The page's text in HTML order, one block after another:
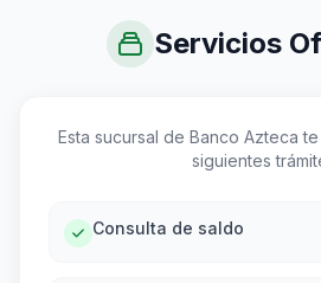
Servicios
Esta sucursal de Banco Azteca
siguientes
Consulta de saldo